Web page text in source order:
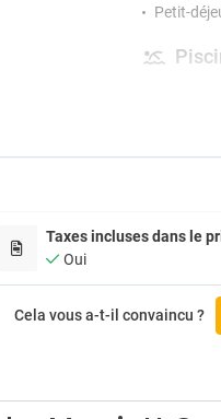
Petit-
Taxes incluses dans le
Oui
Cela vous a-t-il convaincu ?